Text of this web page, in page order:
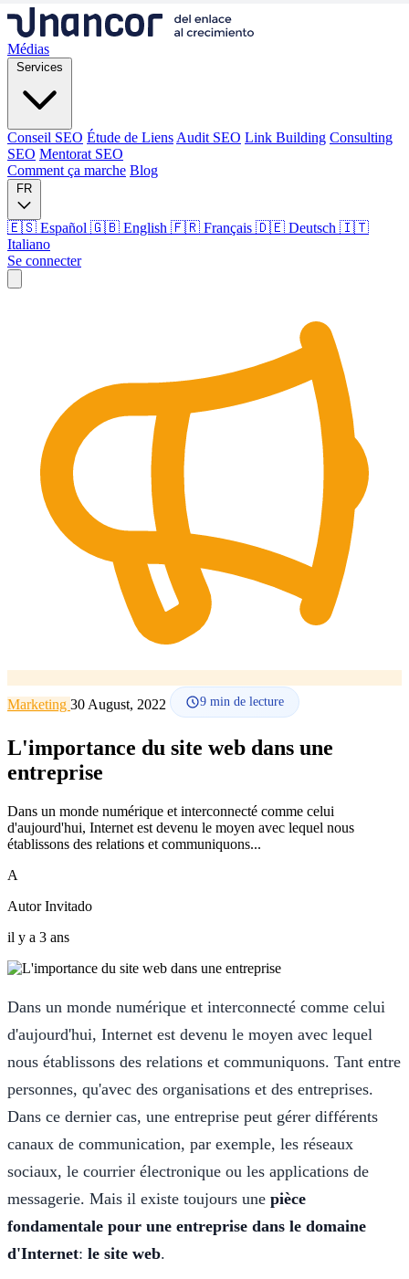
Médias
Services
Conseil SEO Étude de Liens Audit SEO Link Building Consulting
SEO Mentorat SEO
Comment ça marche Blog
FR
🇪🇸 Español 🇬🇧 English 🇫🇷 Français 🇩🇪 Deutsch 🇮🇹
Italiano
Se connecter
Étude de LiensAudit SEO Link Building
Consulting
Mentorat SEO
Comment ça marche Blog
Langue
🇪🇸 ES
🇬🇧 EN 🇫🇷 FR 🇩🇪 DE
Se connecter
Marketing 30 August, 2022 9 min de lecture
L'importance du site web dans une
entreprise
Dans un monde numérique et interconnecté comme celui
d'aujourd'hui, Internet est devenu le moyen avec lequel nous
établissons des relations et communiquons...
A
Autor Invitado
il y a 3 ans
Dans un monde numérique et interconnecté comme celui
d'aujourd'hui, Internet est devenu le moyen avec lequel
nous établissons des relations et communiquons. Tant entre
personnes, qu'avec des organisations et des entreprises.
Dans ce dernier cas, une entreprise peut gérer différents
canaux de communication, par exemple, les réseaux
sociaux, le courrier électronique ou les applications de
messagerie. Mais il existe toujours une pièce
fondamentale pour une entreprise dans le domaine
d'Internet: le site web.